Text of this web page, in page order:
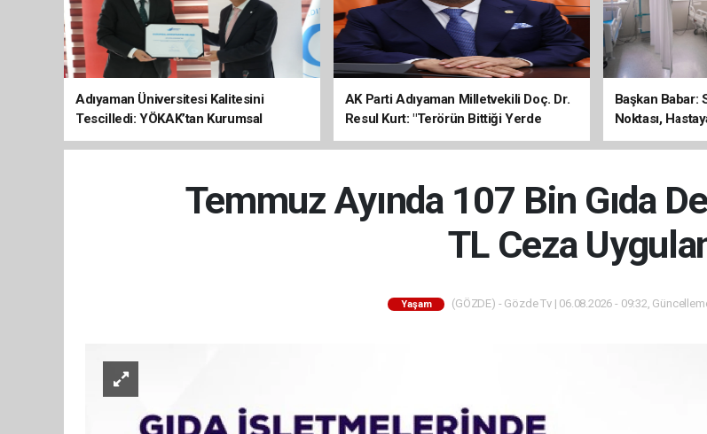
Adıyaman Üniversitesi Kalitesini
Tescilledi: YÖKAK’tan Kurumsal
Akreditasyon Belgesi
AK Parti Adıyaman Milletvekili Doç. Dr.
Resul Kurt: "Terörün Bittiği Yerde
Kalkınma Başlar"
Başkan Babar:
Noktası,
Sona Erdi
Temmuz Ayında 107 Bin Gıda
TL Ceza
Yaşam (GÖZDE) - Gözde Tv | 06.08.2026 - 09:32,